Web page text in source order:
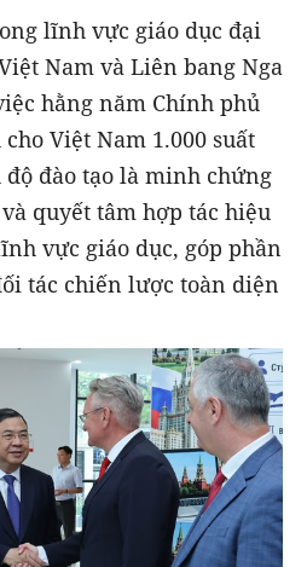
lĩnh vực giáo dục đại
Nam và Liên bang Nga
hằng năm Chính phủ
Việt Nam 1.000 suất
đào tạo là minh chứng
quyết tâm hợp tác hiệu
vực giáo dục, góp phần
tác chiến lược toàn diện